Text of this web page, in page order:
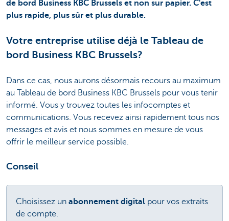
de bord Business KBC Brussels et non sur papier. C'est
plus rapide, plus sûr et plus durable.
Votre entreprise utilise déjà le Tableau de
bord Business KBC Brussels?
Dans ce cas, nous aurons désormais recours au maximum
au Tableau de bord Business KBC Brussels pour vous tenir
informé. Vous y trouvez toutes les infocomptes et
communications. Vous recevez ainsi rapidement tous nos
messages et avis et nous sommes en mesure de vous
offrir le meilleur service possible.
Conseil
Choisissez un abonnement digital pour vos extraits
de compte.